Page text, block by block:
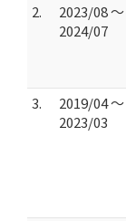
2.
2023/08 ～
2024/07
3.
2019/04 ～
2023/03